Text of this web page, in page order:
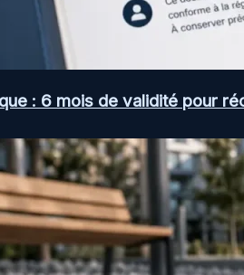
: 6 mois de validité pour